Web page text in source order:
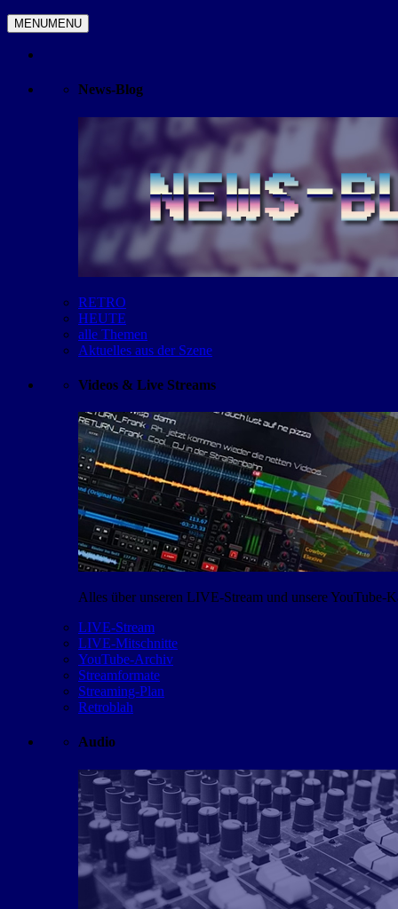
MENUMENU
News-Blog
RETRO
HEUTE
alle Themen
Aktuelles aus der Szene
Videos & Live Streams
Alles über unseren LIVE-Stream und unsere YouTube-
LIVE-Stream
LIVE-Mitschnitte
YouTube-Archiv
Streamformate
Streaming-Plan
Retroblah
Audio